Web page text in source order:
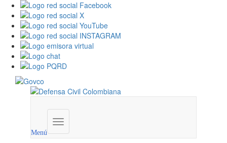
Menú
Menú
institucional